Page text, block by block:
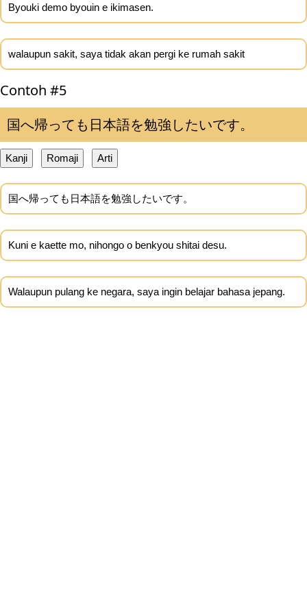
Byouki demo byouin e ikimasen.
walaupun sakit, saya tidak akan pergi ke rumah sakit
Contoh #5
国へ帰っても日本語を勉強したいです。
Kanji Romaji Arti
国へ帰っても日本語を勉強したいです。
Kuni e kaette mo, nihongo o benkyou shitai desu.
Walaupun pulang ke negara, saya ingin belajar bahasa jepang.